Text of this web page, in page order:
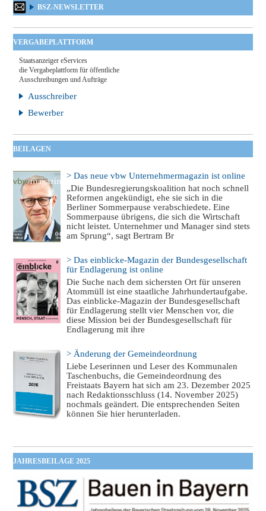
BSZ-NEWSLETTER
VERGABEPLATTFORM
Staatsanzeiger eServices
die Vergabeplattform für öffentliche
Ausschreibungen und Aufträge
Ausschreiber
Bewerber
BEILAGEN
> Das neue vbw Unternehmermagazin ist online
„Die Bundesregierungskoalition hat noch schnell
Reformen angekündigt, ehe sie sich in die
Berliner Sommerpause verabschiedete. Eine
Sommerpause übrigens, die sich die Wirtschaft
nicht leistet. Unternehmer und Manager sind stets
am Sprung“, sagt Bertram Br
> Das einblicke-Magazin der Bundesgesellschaft
für Endlagerung ist online
Die Suche nach dem sichersten Ort für unseren
Atommüll ist eine staatliche Jahrhundertaufgabe.
Das einblicke-Magazin der Bundesgesellschaft
für Endlagerung stellt vier Menschen vor, die
diese Mission bei der Bundesgesellschaft für
Endlagerung mit ihre
> Änderung der Gemeindeordnung
Liebe Leserinnen und Leser des Kommunalen
Taschenbuchs, die Gemeindeordnung des
Freistaats Bayern hat sich am 23. Dezember 2025
nach Redaktionsschluss (14. November 2025)
nochmals geändert. Die entsprechenden Seiten
können Sie hier herunterladen.
JAHRESBEILAGE 2025